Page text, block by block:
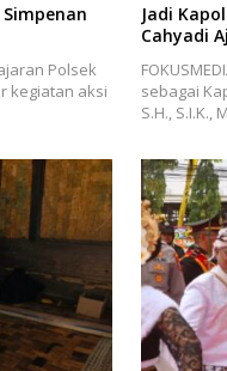
Polsek
kegiatan aksi
Jadi
Cahyadi
sebagai
S.H.,